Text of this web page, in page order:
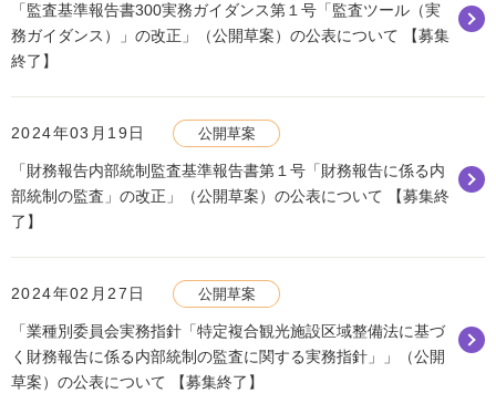
「監査基準報告書300実務ガイダンス第１号「監査ツール（実
務ガイダンス）」の改正」（公開草案）の公表について 【募集
終了】
2024年03月19日 公開草案
「財務報告内部統制監査基準報告書第１号「財務報告に係る内
部統制の監査」の改正」（公開草案）の公表について 【募集終
了】
2024年02月27日 公開草案
「業種別委員会実務指針「特定複合観光施設区域整備法に基づ
く財務報告に係る内部統制の監査に関する実務指針」」（公開
草案）の公表について 【募集終了】